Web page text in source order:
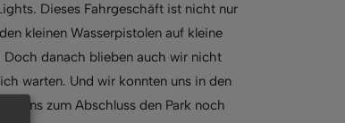
Dieses Fahrgeschäft ist nicht nur
kleinen Wasserpistolen auf kleine
Doch danach blieben auch wir nicht
warten. Und wir konnten uns in den
uns zum Abschluss den Park noch